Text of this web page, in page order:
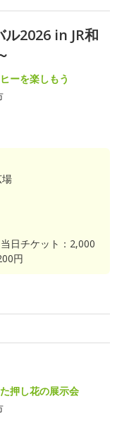
2026 in JR和
ーを楽しもう
日チケット：2,000
円
押し花の展示会